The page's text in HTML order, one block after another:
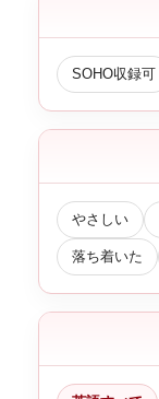
SOHO収録可
やさしい
落ち着いた